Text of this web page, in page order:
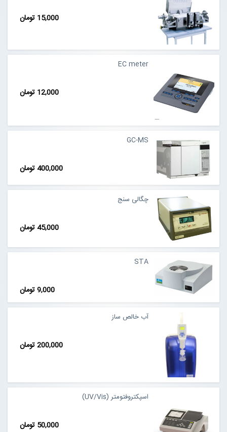
15,000 تومان
EC meter
12,000 تومان
GC-MS
400,000 تومان
چگالی سنج
45,000 تومان
STA
9,000 تومان
آب خالص ساز
200,000 تومان
اسپکتروفتومتر (UV/Vis)
50,000 تومان